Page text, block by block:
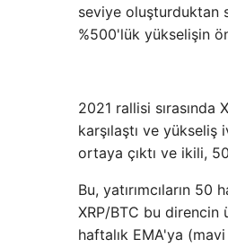
seviye oluşturduktan
%500'lük yükselişin
2021 rallisi sırasında
karşılaştı ve
ortaya çıktı ve ikili,
Bu, yatırımcıların
XRP/BTC bu direncin
haftalık EMA'ya